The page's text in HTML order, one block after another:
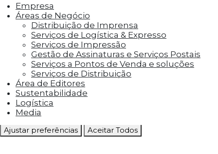
funcionalidades, como compartilhar o
conteúdo do site em plataformas de social
media, coletar feedbacks e outros recursos de
terceiros.
Cookies Marketing
Os cookies de marketing são usados para
entregar aos visitantes anúncios
personalizados com base nas páginas que eles
visitaram antes e analisar a eficácia da
campanha publicitária.
Ajustar preferências Aceitar Todos
Empresa
Áreas de Negócio
Distribuição de Imprensa
Serviços de Logística & Expresso
Serviços de Impressão
Gestão de Assinaturas e Serviços Postais
Serviços a Pontos de Venda e soluções
Serviços de Distribuição
Área de Editores
Sustentabilidade
Logística
Media